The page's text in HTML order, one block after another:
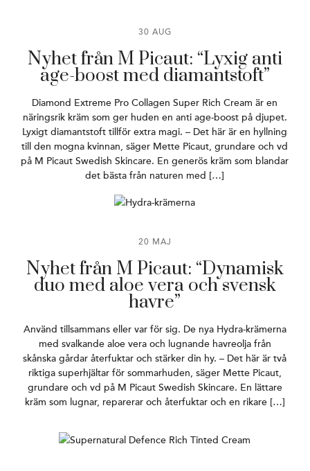
30 AUG
Nyhet från M Picaut: “Lyxig anti
age-boost med diamantstoft”
Diamond Extreme Pro Collagen Super Rich Cream är en
näringsrik kräm som ger huden en anti age-boost på djupet.
Lyxigt diamantstoft tillför extra magi. – Det här är en hyllning
till den mogna kvinnan, säger Mette Picaut, grundare och vd
på M Picaut Swedish Skincare. En generös kräm som blandar
det bästa från naturen med […]
20 MAJ
Nyhet från M Picaut: “Dynamisk
duo med aloe vera och svensk
havre”
Använd tillsammans eller var för sig. De nya Hydra-krämerna
med svalkande aloe vera och lugnande havreolja från
skånska gårdar återfuktar och stärker din hy. – Det här är två
riktiga superhjältar för sommarhuden, säger Mette Picaut,
grundare och vd på M Picaut Swedish Skincare. En lättare
kräm som lugnar, reparerar och återfuktar och en rikare […]